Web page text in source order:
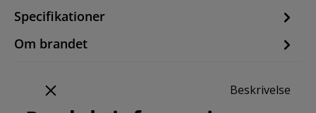
Specifikationer
Om brandet
Beskrivelse